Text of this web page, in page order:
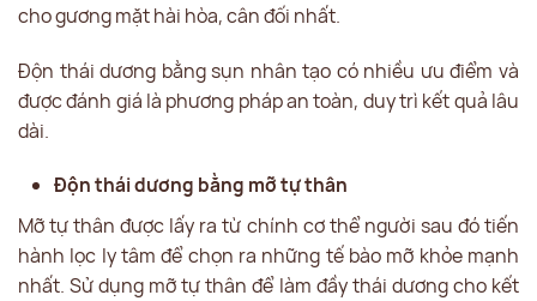
cho gương mặt hài hòa, cân đối nhất.
Độn thái dương bằng sụn nhân tạo có nhiều ưu điểm và
được đánh giá là phương pháp an toàn, duy trì kết quả lâu
dài.
Độn thái dương bằng mỡ tự thân
Mỡ tự thân được lấy ra từ chính cơ thể người sau đó tiến
hành lọc ly tâm để chọn ra những tế bào mỡ khỏe mạnh
nhất. Sử dụng mỡ tự thân để làm đầy thái dương cho kết